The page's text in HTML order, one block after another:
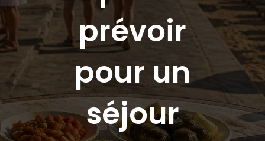
prévoir
pour un
séjour